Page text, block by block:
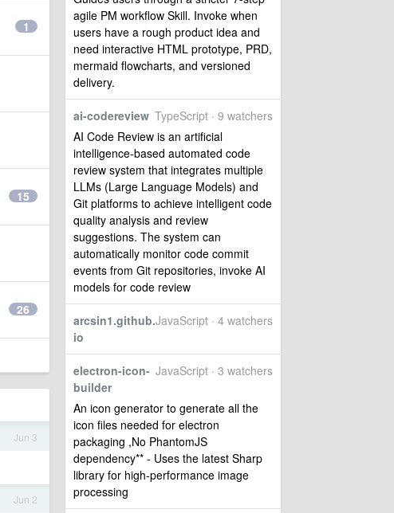
agile PM workflow Skill. Invoke when
users have a rough product idea and
need interactive HTML prototype, PRD,
mermaid flowcharts, and versioned
delivery.
TypeScript · 9 watchers
ai-codereview
AI Code Review is an artificial
intelligence-based automated code
review system that integrates multiple
LLMs (Large Language Models) and
Git platforms to achieve intelligent code
quality analysis and review
suggestions. The system can
automatically monitor code commit
events from Git repositories, invoke AI
models for code review
JavaScript · 4 watchers
arcsin1.github.
io
JavaScript · 3 watchers
electron-icon-
builder
An icon generator to generate all the
icon files needed for electron
packaging ,No PhantomJS
dependency** - Uses the latest Sharp
library for high-performance image
processing
1
15
26
Jun 3
Jun 2